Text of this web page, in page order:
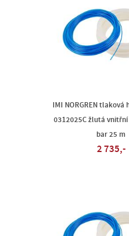
IMI NORGREN tlaková
0312025C žlutá
bar 25 m
2 735,-